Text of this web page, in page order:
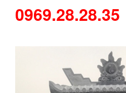
0969.28.28.35